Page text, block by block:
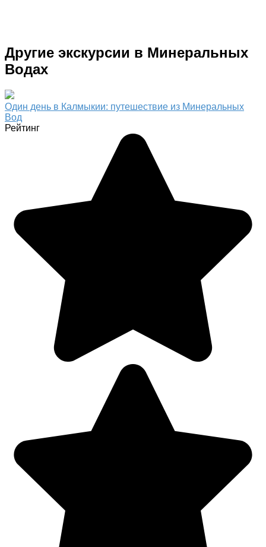
Другие экскурсии в Минеральных
Водах
Один день в Калмыкии: путешествие из Минеральных
Вод
Рейтинг